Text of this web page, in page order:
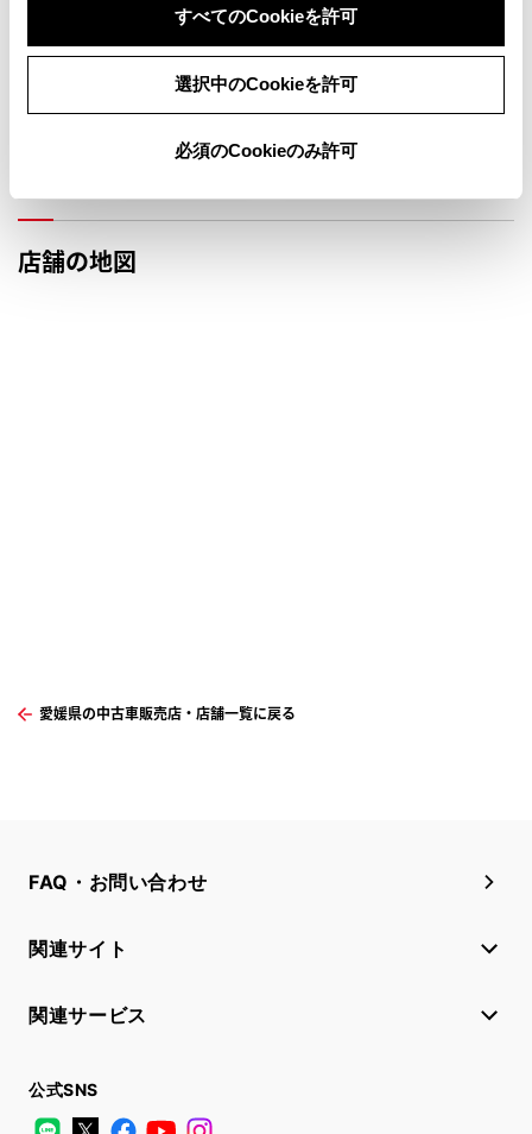
すべてのCookieを許可
選択中のCookieを許可
必須のCookieのみ許可
定休日 臨時休業 商談会 研修日
店舗の地図
愛媛県の中古車販売店・店舗一覧に戻る
FAQ・お問い合わせ
関連サイト
関連サービス
公式SNS
LINE
X FacebookYouTube